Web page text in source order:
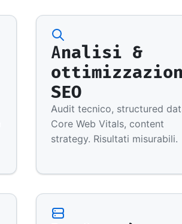
Analisi &
SEO
Audit tecnico, structured
Core Web Vitals, content
strategy. Risultati misurabili.